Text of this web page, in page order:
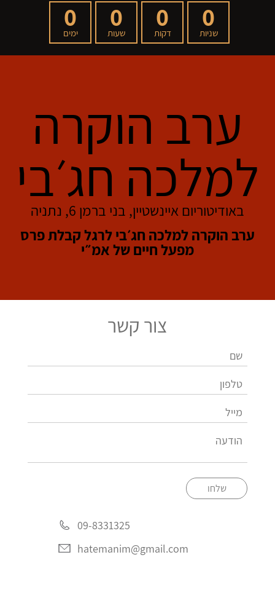
0
שניות
0
דקות
0
שעות
0
ימים
ערב הוקרה
למלכה חג׳בי
באודיטוריום איינשטיין, בני ברמן 6, נתניה
ערב הוקרה למלכה חג׳בי לרגל קבלת פרס
מפעל חיים של אמ״י
צור קשר
שלחו
09-8331325
hatemanim@gmail.com